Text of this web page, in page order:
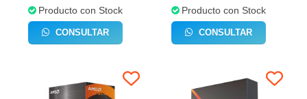
Producto con Stock
CONSULTAR
Producto con Stock
CONSULTAR